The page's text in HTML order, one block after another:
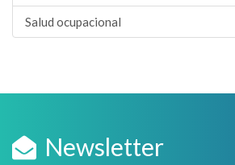
Salud ocupacional
Newsletter